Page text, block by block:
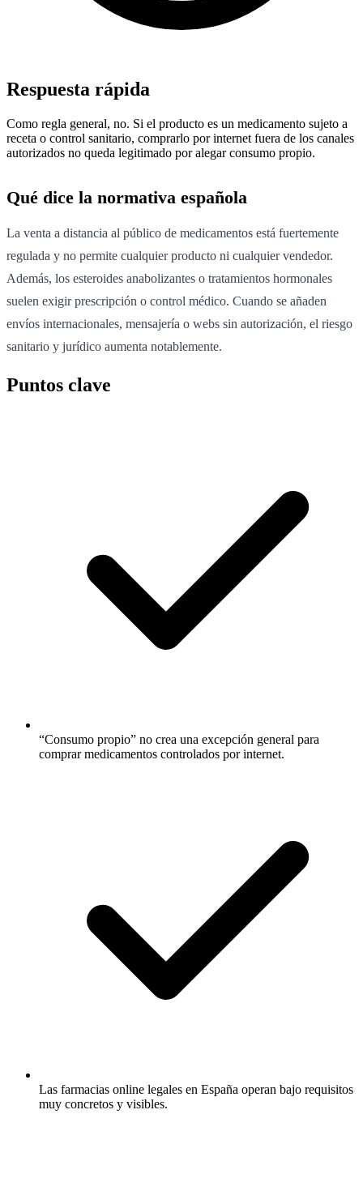
Respuesta rápida
Como regla general, no. Si el producto es un medicamento sujeto a
receta o control sanitario, comprarlo por internet fuera de los canales
autorizados no queda legitimado por alegar consumo propio.
Qué dice la normativa española
La venta a distancia al público de medicamentos está fuertemente
regulada y no permite cualquier producto ni cualquier vendedor.
Además, los esteroides anabolizantes o tratamientos hormonales
suelen exigir prescripción o control médico. Cuando se añaden
envíos internacionales, mensajería o webs sin autorización, el riesgo
sanitario y jurídico aumenta notablemente.
Puntos clave
“Consumo propio” no crea una excepción general para
comprar medicamentos controlados por internet.
Las farmacias online legales en España operan bajo requisitos
muy concretos y visibles.